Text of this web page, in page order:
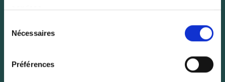
services.
Nécessaires
Préférences